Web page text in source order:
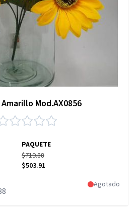
Mod.AX0856
PAQUETE
$719.88
$503.91
Agotado